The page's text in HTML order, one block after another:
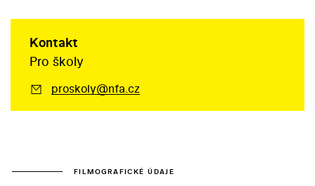
Kontakt
Pro školy
proskoly@nfa.cz
FILMOGRAFICKÉ ÚDAJE